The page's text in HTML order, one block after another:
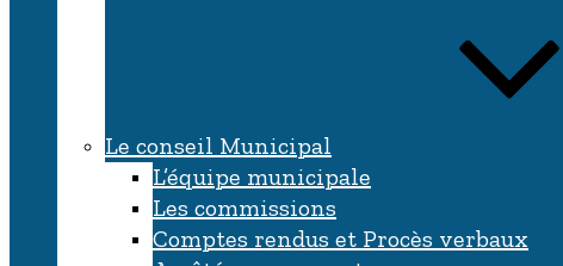
Le conseil Municipal
L’équipe municipale
Les commissions
Comptes rendus et Procès verbaux